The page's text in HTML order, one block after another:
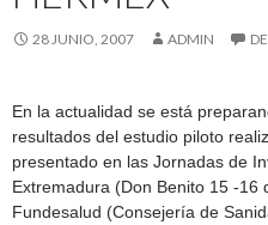
28 JUNIO, 2007 ADMIN
En la actualidad se está
resultados del estudio piloto
presentado en las Jornadas de
Extremadura (Don Benito 15 -16
Fundesalud (Consejería de